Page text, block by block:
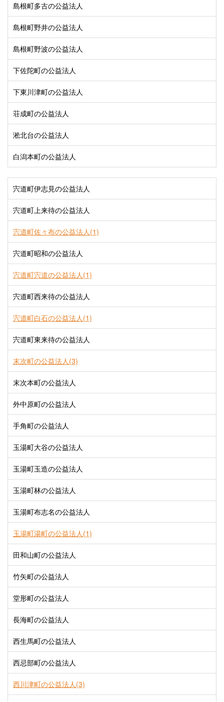
島根町多古の公益法人
島根町野井の公益法人
島根町野波の公益法人
下佐陀町の公益法人
下東川津町の公益法人
荘成町の公益法人
淞北台の公益法人
白潟本町の公益法人
宍道町伊志見の公益法人
宍道町上来待の公益法人
宍道町佐々布の公益法人(1)
宍道町昭和の公益法人
宍道町宍道の公益法人(1)
宍道町西来待の公益法人
宍道町白石の公益法人(1)
宍道町東来待の公益法人
末次町の公益法人(3)
末次本町の公益法人
外中原町の公益法人
手角町の公益法人
玉湯町大谷の公益法人
玉湯町玉造の公益法人
玉湯町林の公益法人
玉湯町布志名の公益法人
玉湯町湯町の公益法人(1)
田和山町の公益法人
竹矢町の公益法人
堂形町の公益法人
長海町の公益法人
西生馬町の公益法人
西忌部町の公益法人
西川津町の公益法人(3)